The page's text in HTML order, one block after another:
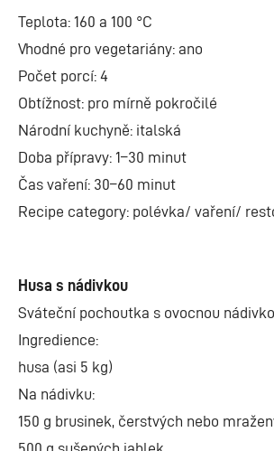
Teplota: 160 a 100 °C
Vhodné pro vegetariány: ano
Počet porcí: 4
Obtížnost: pro mírně pokročilé
Národní kuchyně: italská
Doba přípravy: 1–30 minut
Čas vaření: 30–60 minut
Recipe category: polévka/ vaření/
Husa s nádivkou
Sváteční pochoutka s ovocnou
Ingredience:
husa (asi 5 kg)
Na nádivku:
150 g brusinek, čerstvých nebo